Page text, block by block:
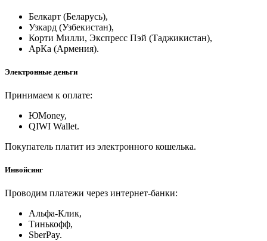
Белкарт (Беларусь),
Узкард (Узбекистан),
Корти Милли, Экспресс Пэй (Таджикистан),
АрКа (Армения).
Электронные деньги
Принимаем к оплате:
ЮMoney,
QIWI Wallet.
Покупатель платит из электронного кошелька.
Инвойсинг
Проводим платежи через интернет-банки:
Альфа-Клик,
Тинькофф,
SberPay.